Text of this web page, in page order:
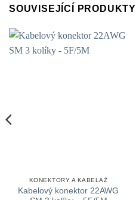
SOUVISEJÍCÍ PRODUKTY
KONEKTORY A KABELÁŽ
Kabelový konektor 22AWG